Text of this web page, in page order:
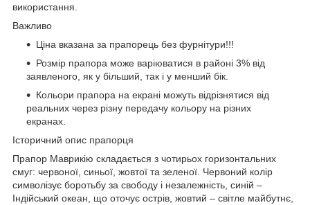
використання.
Важливо
Ціна вказана за прапорець без фурнітури!!!
Розмір прапора може варіюватися в районі 3% від
заявленого, як у більший, так і у менший бік.
Кольори прапора на екрані можуть відрізнятися від
реальних через різну передачу кольору на різних
екранах.
Історичний опис прапорця
Прапор Маврикію складається з чотирьох горизонтальних
смуг: червоної, синьої, жовтої та зеленої. Червоний колір
символізує боротьбу за свободу і незалежність, синій –
Індійський океан, що оточує острів, жовтий – світле майбутнє,